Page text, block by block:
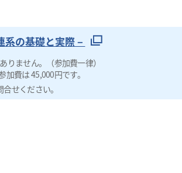
の基礎と実際－
りません。（参加費一律）
費は 45,000円です。
せください。